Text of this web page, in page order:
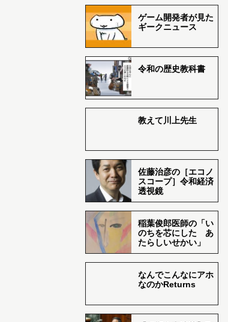
ゲーム開発者が見た
ギークニュース
令和の歴史教科書
教えて川上先生
佐藤治彦の［エコノ
スコープ］令和経済
透視鏡
稲葉俊郎医師の「い
のちを芯にした あ
たらしいせかい」
なんでこんなにアホ
なのかReturns